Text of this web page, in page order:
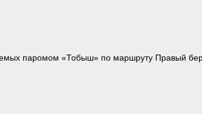
паромом «Тобыш» по маршруту Правый